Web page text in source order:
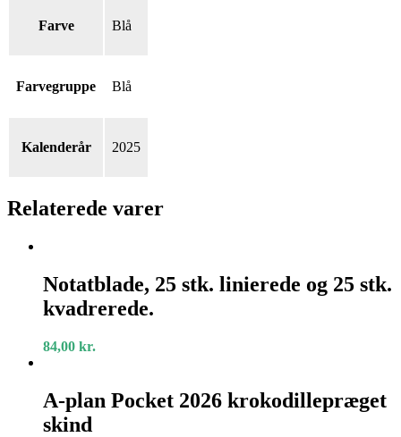
Farve Blå
Farvegruppe Blå
Kalenderår 2025
Relaterede varer
25
stk.
linierede
25
stk.
Notatblade, 25 stk. linierede og 25 stk.
kvadrerede.
84,00 kr.
plan
Pocket
2026
A-plan Pocket 2026 krokodillepræget
skind